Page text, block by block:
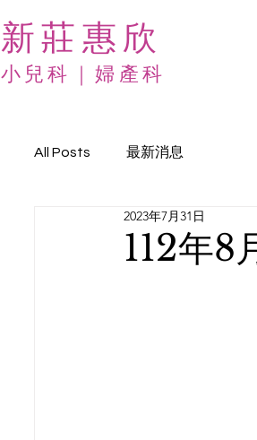
新莊惠欣
​小兒科｜婦產科
All Posts 最新消息
112年8
2023年7月31日